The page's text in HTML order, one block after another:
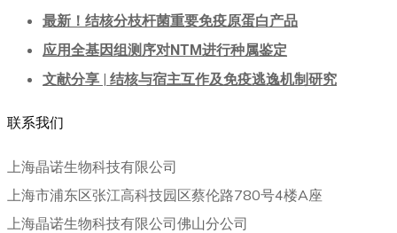
最新！结核分枝杆菌重要免疫原蛋白产品
应用全基因组测序对NTM进行种属鉴定
文献分享 | 结核与宿主互作及免疫逃逸机制研究
联系我们
上海晶诺生物科技有限公司
上海市浦东区张江高科技园区蔡伦路780号4楼A座
上海晶诺生物科技有限公司佛山分公司